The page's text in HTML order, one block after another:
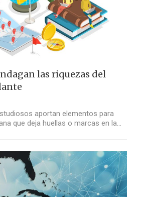
las riquezas del
aportan elementos para
que deja huellas o marcas en la…